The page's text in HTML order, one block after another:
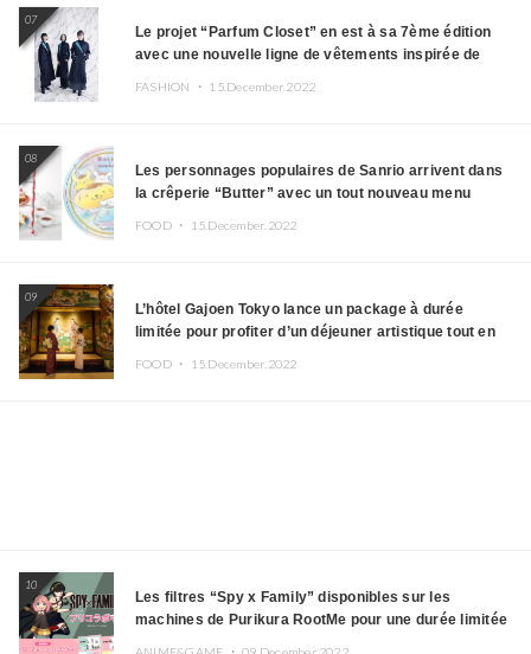
07
Le projet “Parfum Closet” en est à sa 7ème édition
avec une nouvelle ligne de vêtements inspirée de
FASHION ・ 15.December.2022
08
Les personnages populaires de Sanrio arrivent dans
la crêperie “Butter” avec un tout nouveau menu
FOOD ・ 15.December.2022
09
L’hôtel Gajoen Tokyo lance un package à durée
limitée pour profiter d’un déjeuner artistique tout en
FOOD ・ 15.December.2022
10
Les filtres “Spy x Family” disponibles sur les
machines de Purikura RootMe pour une durée limitée